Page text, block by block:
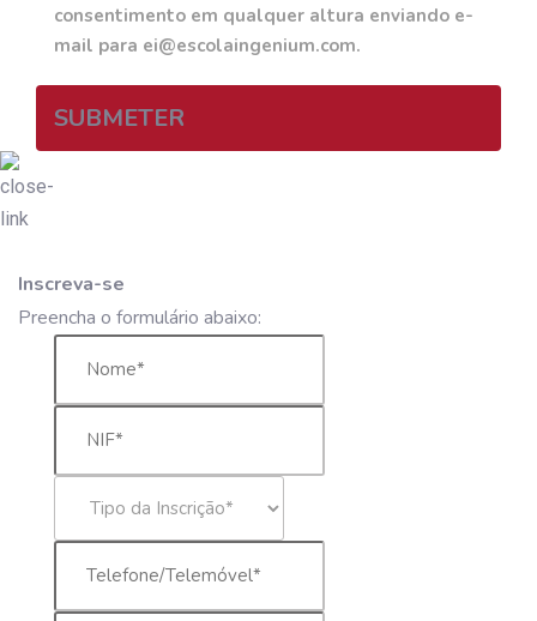
consentimento em qualquer altura enviando e-
mail para ei@escolaingenium.com.
SUBMETER
Inscreva-se
Preencha o formulário abaixo: